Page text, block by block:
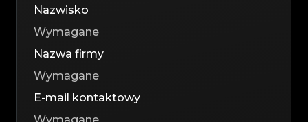
Nazwisko
Nazwa firmy
E-mail kontaktowy